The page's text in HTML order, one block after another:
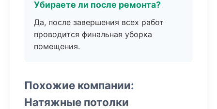
Убираете ли после ремонта?
Да, после завершения всех работ
проводится финальная уборка
помещения.
Похожие компании:
Натяжные потолки